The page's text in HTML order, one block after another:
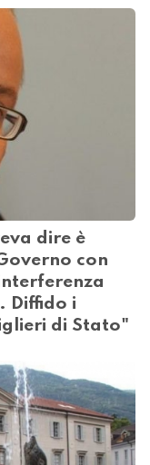
dire è
con
Diffido i
di Stato"